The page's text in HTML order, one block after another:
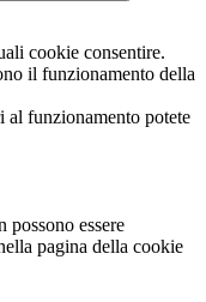
cookie consentire.
il funzionamento della
al funzionamento potete
possono essere
pagina della cookie